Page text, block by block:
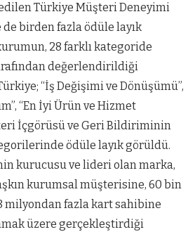
Türkiye Müşteri Deneyimi
birden fazla ödüle layık
28 farklı kategoride
değerlendirildiği
“İş Değişimi ve Dönüşümü”,
“En İyi Ürün ve Hizmet
İçgörüsü ve Geri Bildiriminin
ödüle layık görüldü.
kurucusu ve lideri olan marka,
kurumsal müşterisine, 60 bin
milyondan fazla kart sahibine
üzere gerçekleştirdiği